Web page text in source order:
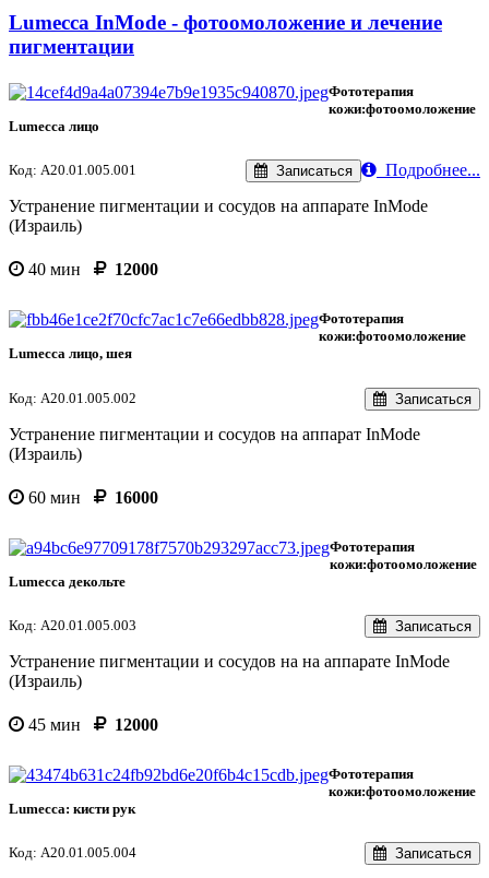
Lumecca InMode - фотоомоложение и лечение
пигментации
Фототерапия
кожи:фотоомоложение
Lumecca лицо
Код: А20.01.005.001 Записаться
Подробнее...
Устранение пигментации и сосудов на аппарате InMode
(Израиль)
40 мин 12000
Фототерапия
кожи:фотоомоложение
Lumecca лицо, шея
Код: А20.01.005.002 Записаться
Устранение пигментации и сосудов на аппарат InMode
(Израиль)
60 мин 16000
Фототерапия
кожи:фотоомоложение
Lumecca декольте
Код: А20.01.005.003 Записаться
Устранение пигментации и сосудов на на аппарате InMode
(Израиль)
45 мин 12000
Фототерапия
кожи:фотоомоложение
Lumecca: кисти рук
Код: А20.01.005.004 Записаться